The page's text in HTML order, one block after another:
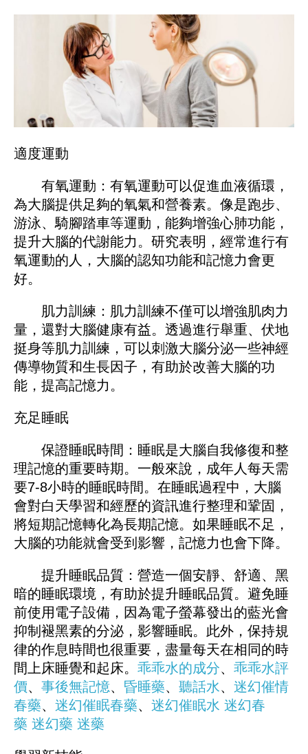
適度運動
有氧運動：有氧運動可以促進血液循環，
為大腦提供足夠的氧氣和營養素。像是跑步、
游泳、騎腳踏車等運動，能夠增強心肺功能，
提升大腦的代謝能力。研究表明，經常進行有
氧運動的人，大腦的認知功能和記憶力會更
好。
肌力訓練：肌力訓練不僅可以增強肌肉力
量，還對大腦健康有益。透過進行舉重、伏地
挺身等肌力訓練，可以刺激大腦分泌一些神經
傳導物質和生長因子，有助於改善大腦的功
能，提高記憶力。
充足睡眠
保證睡眠時間：睡眠是大腦自我修復和整
理記憶的重要時期。一般來說，成年人每天需
要7-8小時的睡眠時間。在睡眠過程中，大腦
會對白天學習和經歷的資訊進行整理和鞏固，
將短期記憶轉化為長期記憶。如果睡眠不足，
大腦的功能就會受到影響，記憶力也會下降。
提升睡眠品質：營造一個安靜、舒適、黑
暗的睡眠環境，有助於提升睡眠品質。避免睡
前使用電子設備，因為電子螢幕發出的藍光會
抑制褪黑素的分泌，影響睡眠。此外，保持規
律的作息時間也很重要，盡量每天在相同的時
間上床睡覺和起床。 乖乖水的成分、 乖乖水評
價、 事後無記憶、 昏睡藥、 聽話水、 迷幻催情
春藥、 迷幻催眠春藥、 迷幻催眠水 迷幻春
藥 迷幻藥 迷藥